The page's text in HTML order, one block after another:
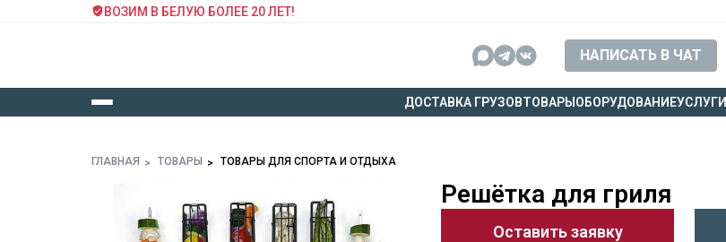
ВОЗИМ В БЕЛУЮ БОЛЕЕ 20 ЛЕТ!
НАПИСАТЬ В ЧАТ
ДОСТАВКА ГРУЗОВТОВАРЫ ОБОРУДОВАНИЕУСЛУГИ
ГЛАВНАЯ ТОВАРЫ ТОВАРЫ ДЛЯ СПОРТА И ОТДЫХА
Решётка для гриля
Оставить заявку